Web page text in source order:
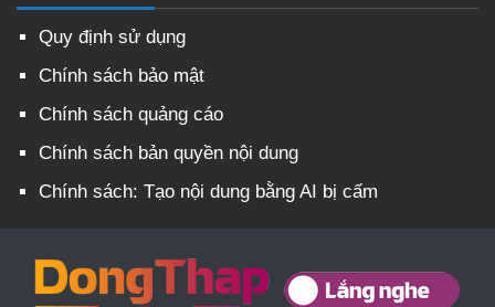
Quy định sử dụng
Chính sách bảo mật
Chính sách quảng cáo
Chính sách bản quyền nội dung
Chính sách: Tạo nội dung bằng AI bị cấm